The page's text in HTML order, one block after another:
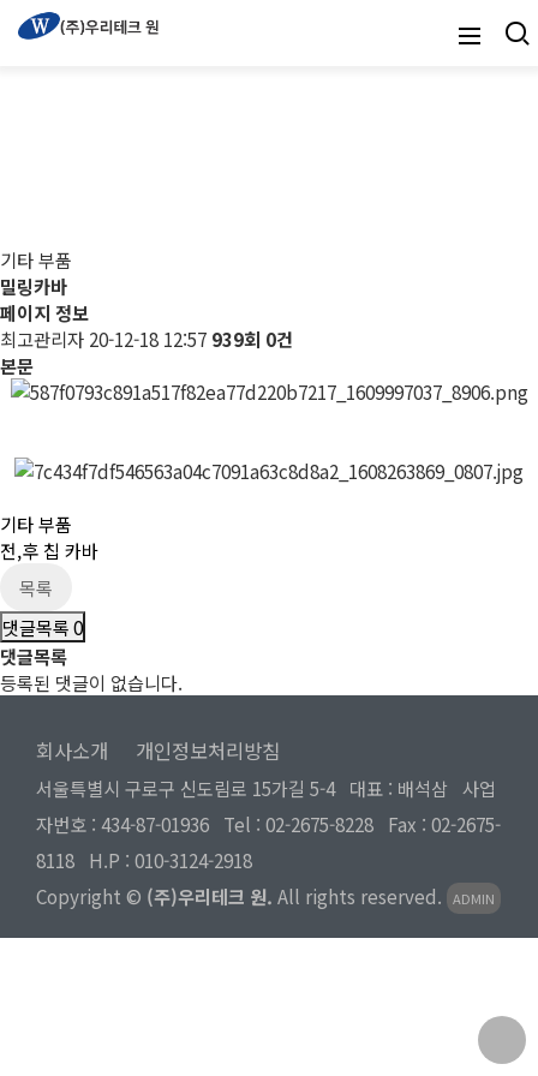
기타 부품
밀링카바
페이지 정보
최고관리자 20-12-18 12:57 939회 0건
본문
기타 부품
전,후 칩 카바
목록
댓글목록0
댓글목록
등록된 댓글이 없습니다.
회사소개 개인정보처리방침
서울특별시 구로구 신도림로 15가길 5-4 대표 : 배석삼 사업
자번호 : 434-87-01936 Tel : 02-2675-8228 Fax : 02-2675-
8118 H.P : 010-3124-2918
Copyright © (주)우리테크 원. All rights reserved. ADMIN